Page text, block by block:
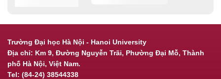
Trường Đại học Hà Nội - Hanoi University
Địa chỉ: Km 9, Đường Nguyễn Trãi, Phường Đại Mỗ, Thành
phố Hà Nội, Việt Nam.
Tel: (84-24) 38544338